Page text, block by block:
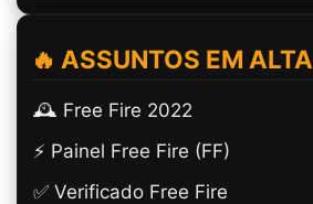
🔥 ASSUNTOS EM ALTA
🕰️ Free Fire 2022
⚡ Painel Free Fire (FF)
✅ Verificado Free Fire